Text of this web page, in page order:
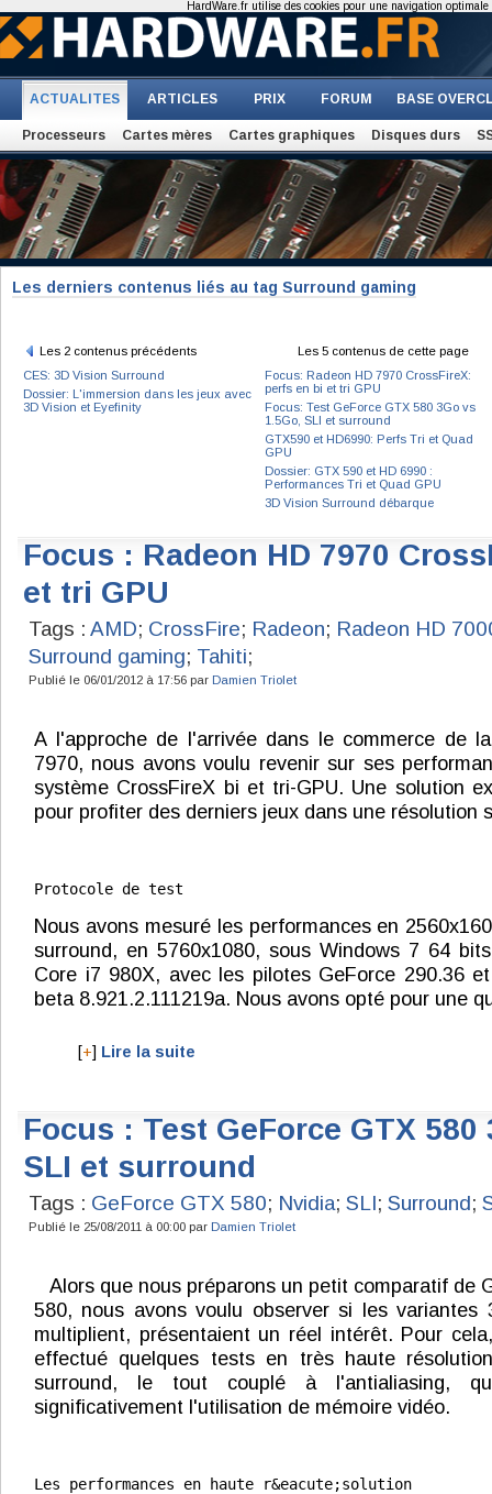
ACTUALITES ARTICLES PRIX FORUM BASE
Processeurs Cartes mères Cartes graphiques Disques durs
Les derniers contenus liés au tag Surround gaming
Les 2 contenus précédents
CES: 3D Vision Surround
Dossier: L'immersion dans les jeux avec
3D Vision et Eyefinity
Les 5 contenus de cette page
Focus: Radeon HD 7970 CrossFireX:
perfs en bi et tri GPU
Focus: Test GeForce GTX 580 3Go vs
1.5Go, SLI et surround
GTX590 et HD6990: Perfs Tri et Quad
GPU
Dossier: GTX 590 et HD 6990 :
Performances Tri et Quad GPU
3D Vision Surround débarque
Focus : Radeon HD 7970
et tri GPU
Tags : AMD; CrossFire; Radeon; Radeon HD
Surround gaming; Tahiti;
Publié le 06/01/2012 à 17:56 par Damien Triolet
A l'approche de l'arrivée dans le commerce de
7970, nous avons voulu revenir sur ses
système CrossFireX bi et tri-GPU. Une solution
pour profiter des derniers jeux dans une résolution
Nous avons mesuré les performances en
surround, en 5760x1080, sous Windows 7 64
Core i7 980X, avec les pilotes GeForce 290.36
beta 8.921.2.111219a. Nous avons opté pour une
[+] Lire la suite
Focus : Test GeForce GTX 580
SLI et surround
Tags : GeForce GTX 580; Nvidia; SLI; Surround;
Publié le 25/08/2011 à 00:00 par Damien Triolet
Alors que nous préparons un petit comparatif de
580, nous avons voulu observer si les variantes
multiplient, présentaient un réel intérêt. Pour
effectué quelques tests en très haute
surround, le tout couplé à l'antialiasing,
significativement l'utilisation de mémoire vidéo.
HardWare.fr utilise des cookies pour une navigation